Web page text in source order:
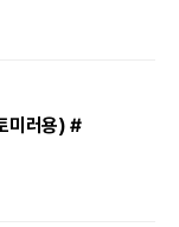
러용) #